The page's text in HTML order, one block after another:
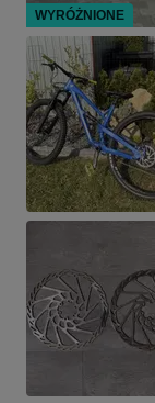
WYRÓŻNIONE